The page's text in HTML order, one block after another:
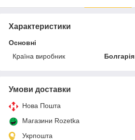
Характеристики
Основні
Країна виробник
Болгарія
Умови доставки
Нова Пошта
Магазини Rozetka
Укрпошта